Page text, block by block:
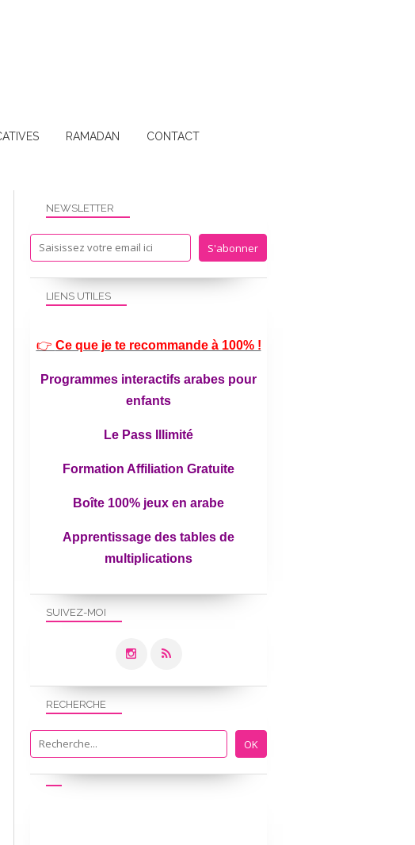
RAMADAN CONTACT
NEWSLETTER
SUIVEZ-MOI
RECHERCHE
LIENS UTILES
👉 Ce que je te recommande à 100% !
Programmes interactifs arabes pour
enfants
Le Pass Illimité
Formation Affiliation Gratuite
Boîte 100% jeux en arabe
Apprentissage des tables de
multiplications